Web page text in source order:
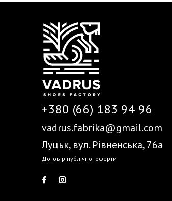
+380 (66) 183 94 96
vadrus.fabrika@gmail.com
Луцьк, вул. Рівненська, 76а
Договір публічної оферти